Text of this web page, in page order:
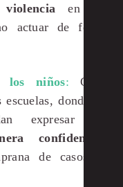
en sus
actuar de forma
los niños:Crear
donde las
expresar sus
confidencial
de casos de